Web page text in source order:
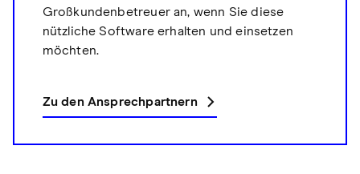
Großkundenbetreuer an, wenn Sie diese
nützliche Software erhalten und einsetzen
möchten.
Zu den Ansprechpartnern